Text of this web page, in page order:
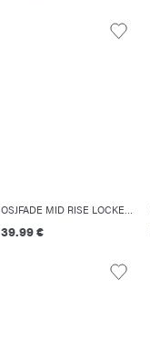
39.99 €